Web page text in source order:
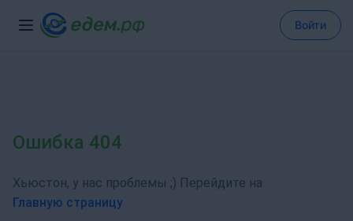
Войти
Ошибка 404
Хьюстон, у нас проблемы ;) Перейдите на
Главную страницу